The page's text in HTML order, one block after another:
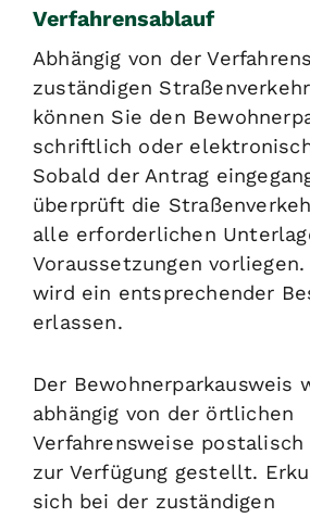
Verfahrensablauf
Abhängig von der
zuständigen
können Sie den
schriftlich oder
Sobald der Antrag
überprüft die
alle erforderlichen
Voraussetzungen
wird ein entsprechender
erlassen.
Der Bewohnerparkausweis
abhängig von der örtlichen
Verfahrensweise
zur Verfügung gestellt.
sich bei der zuständigen